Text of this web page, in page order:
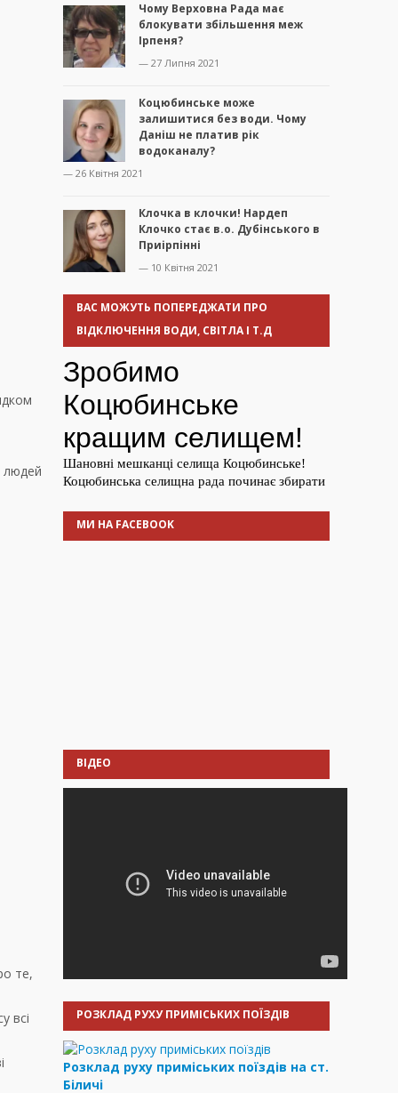
людей
те,
всі
Чому Верховна Рада має
блокувати збільшення меж
Ірпеня?
— 27 Липня 2021
Коцюбинське може
залишитися без води. Чому
Даніш не платив рік
водоканалу?
— 26 Квітня 2021
Клочка в клочки! Нардеп
Клочко стає в.о. Дубінського в
Приірпінні
— 10 Квітня 2021
ВАС МОЖУТЬ ПОПЕРЕДЖАТИ ПРО
ВІДКЛЮЧЕННЯ ВОДИ, СВІТЛА І Т.Д
МИ НА FACEBOOK
ВІДЕО
РОЗКЛАД РУХУ ПРИМІСЬКИХ ПОЇЗДІВ
Розклад руху приміських поїздів на ст.
Біличі